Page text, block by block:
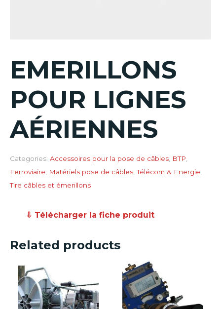
EMERILLONS
POUR LIGNES
AÉRIENNES
Categories: Accessoires pour la pose de câbles BTP
Ferroviaire
Matériels pose de câbles ,Télécom & Energie
Tire câbles et émerillons
⇩ Télécharger la fiche produit
Related products